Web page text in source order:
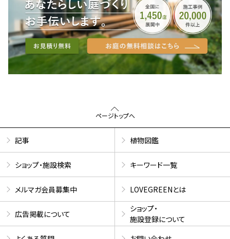
ページトップへ
記事 植物図鑑
ショップ・施設検索 キーワード一覧
メルマガ会員募集中 LOVEGREENとは
広告掲載について
ショップ・
施設登録について